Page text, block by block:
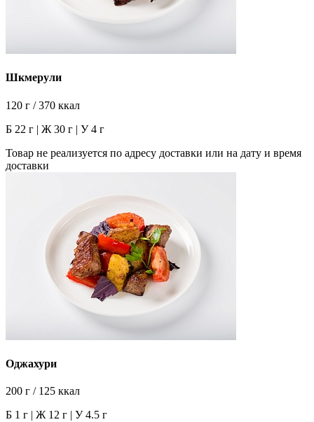
Шкмерули
120 г / 370 ккал
Б 22 г | Ж 30 г | У 4 г
Товар не реализуется по адресу доставки или на дату и время
доставки
Оджахури
200 г / 125 ккал
Б 1 г | Ж 12 г | У 4.5 г